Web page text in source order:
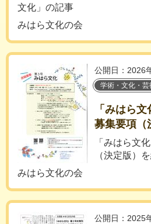
文化」の記事
みはら文化の会
公開日：2026
学術・文化・
「みはら
募集要項（
「みはら文
（決定版）
みはら文化の会
公開日：2025